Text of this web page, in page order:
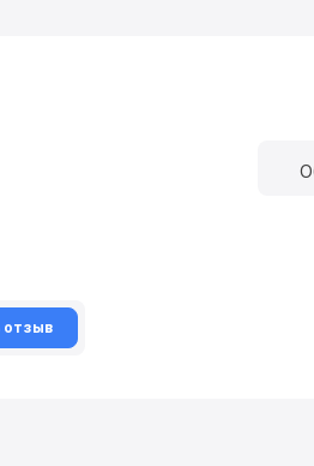
отзыв